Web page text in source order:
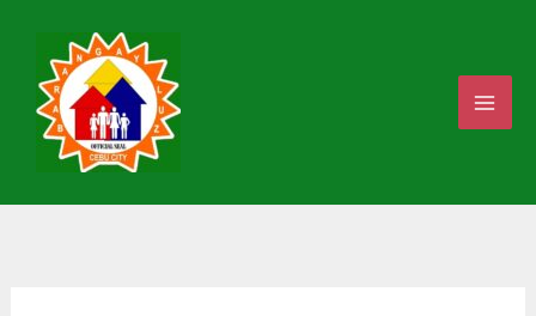
content